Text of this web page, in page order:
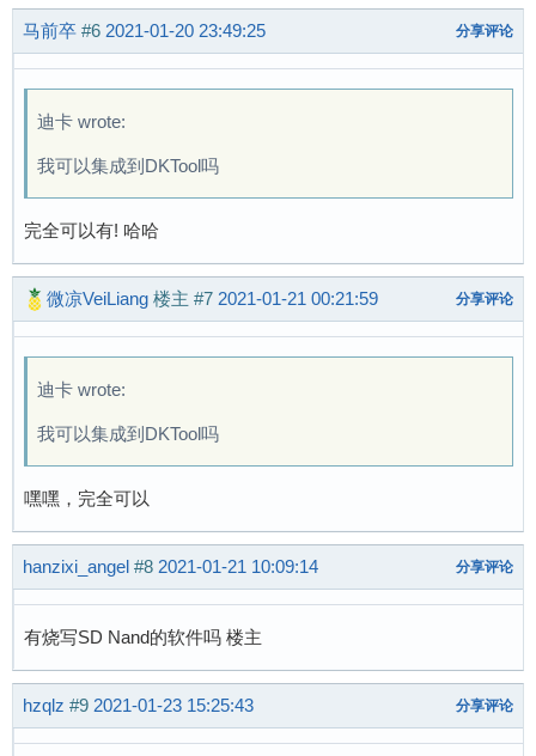
马前卒 #6 2021-01-20 23:49:25 分享评论
迪卡 wrote:
我可以集成到DKTool吗
完全可以有! 哈哈
微凉VeiLiang 楼主 #7 2021-01-21 00:21:59 分享评论
迪卡 wrote:
我可以集成到DKTool吗
嘿嘿，完全可以
hanzixi_angel #8 2021-01-21 10:09:14 分享评论
有烧写SD Nand的软件吗 楼主
hzqlz #9 2021-01-23 15:25:43 分享评论